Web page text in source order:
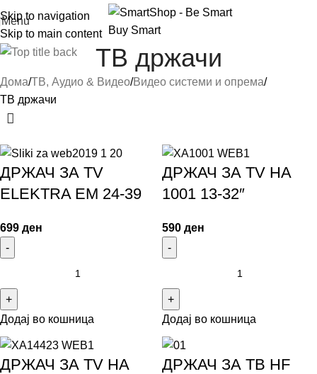
Skip to navigation
Skip to main content
Menu
ТВ држачи
Дома ТВ, Аудио & Видео Видео системи и опрема
ТВ држачи
ДРЖАЧ ЗА TV
ELEKTRA EM 24-39
699 ден
Додај во кошница
ДРЖАЧ ЗА TV HA
1001 13-32″
590 ден
Додај во кошница
ДРЖАЧ ЗА TV HA
ДРЖАЧ ЗА ТВ HF